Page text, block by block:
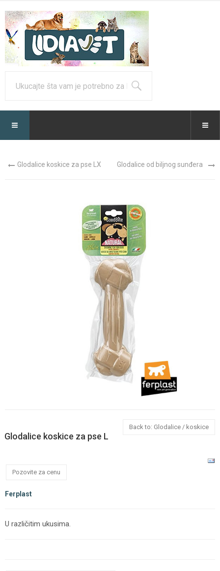
Glodalice koskice za pse LX Glodalice od biljnog sunđera
Back to: Glodalice / koskice
Glodalice koskice za pse L
Pozovite za cenu
Ferplast
U različitim ukusima.